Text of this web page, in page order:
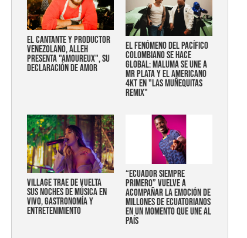
EL CANTANTE Y PRODUCTOR
VENEZOLANO, ALLEH
PRESENTA "AMOUREUX", SU
DECLARACIÓN DE AMOR
EL FENÓMENO DEL PACÍFICO
COLOMBIANO SE HACE
GLOBAL: MALUMA SE UNE A
MR PLATA Y EL AMERICANO
4KT EN "LAS MUÑEQUITAS
REMIX"
Village trae de vuelta
sus noches de música en
vivo, gastronomía y
entretenimiento
“Ecuador siempre
primero” vuelve a
acompañar la emoción de
millones de ecuatorianos
en un momento que une al
país